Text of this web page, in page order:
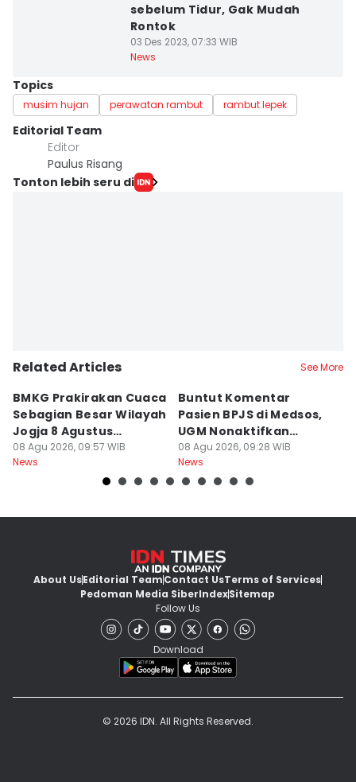
sebelum Tidur, Gak Mudah
Rontok
03 Des 2023, 07:33 WIB
News
Topics
musim hujan perawatan rambut rambut lepek
Editorial Team
Editor
Paulus Risang
Tonton lebih seru di
Related Articles See More
BMKG Prakirakan Cuaca
Sebagian Besar Wilayah
Jogja 8 Agustus
Berawan
08 Agu 2026, 09:57 WIB
News
Buntut Komentar
Pasien BPJS di Medsos,
UGM Nonaktifkan
Dokter PPDS
08 Agu 2026, 09:28 WIB
News
About UsEditorial TeamContact UsTerms of Services
Pedoman Media SiberIndexSitemap
Follow Us
Download
© 2026 IDN. All Rights Reserved.